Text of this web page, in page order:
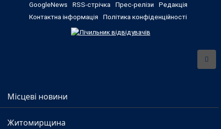
GoogleNews RSS-стрічка Прес-релізи
Редакція
Контактна інформація
Політика конфіденційності
Місцеві новини
Житомирщина